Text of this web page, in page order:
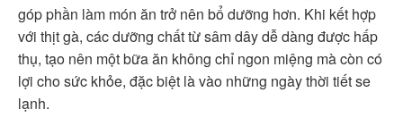
góp phần làm món ăn trở nên bổ dưỡng hơn. Khi kết hợp
với thịt gà, các dưỡng chất từ sâm dây dễ dàng được hấp
thụ, tạo nên một bữa ăn không chỉ ngon miệng mà còn có
lợi cho sức khỏe, đặc biệt là vào những ngày thời tiết se
lạnh.